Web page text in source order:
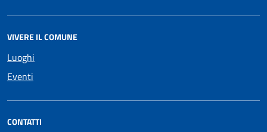
VIVERE IL COMUNE
Luoghi
Eventi
CONTATTI